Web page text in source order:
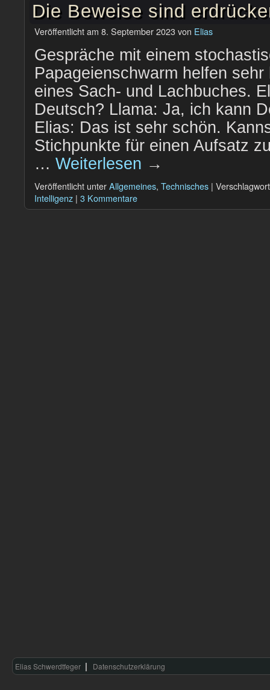
Die Beweise sind
Veröffentlicht am 8. September 2023von Elias
Gespräche mit einem
Papageienschwarm helfen
eines Sach- und Lachbuches.
Deutsch? Llama: Ja, ich kann
Elias: Das ist sehr schön.
Stichpunkte für einen Aufsatz
… Weiterlesen →
Veröffentlicht unterAllgemeines, Technisches |
Intelligenz | 3 Kommentare
Elias Schwerdtfeger Datenschutzerklärung